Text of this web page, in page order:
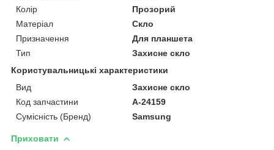
Колір
Прозорий
Матеріал
Скло
Призначення
Для планшета
Тип
Захисне скло
Користувальницькі характеристики
Вид
Захисне скло
Код запчастини
A-24159
Сумісність (Бренд)
Samsung
Приховати